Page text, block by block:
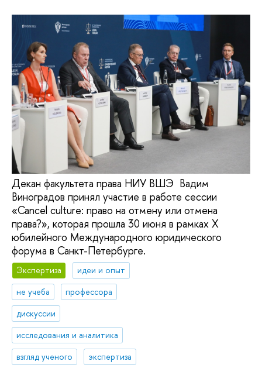
Декан факультета права НИУ ВШЭ Вадим
Виноградов принял участие в работе сессии
«Cancel culture: право на отмену или отмена
права?», которая прошла 30 июня в рамках X
юбилейного Международного юридического
форума в Санкт-Петербурге.
Экспертиза
идеи и опыт
не учеба
профессора
дискуссии
исследования и аналитика
взгляд ученого
экспертиза